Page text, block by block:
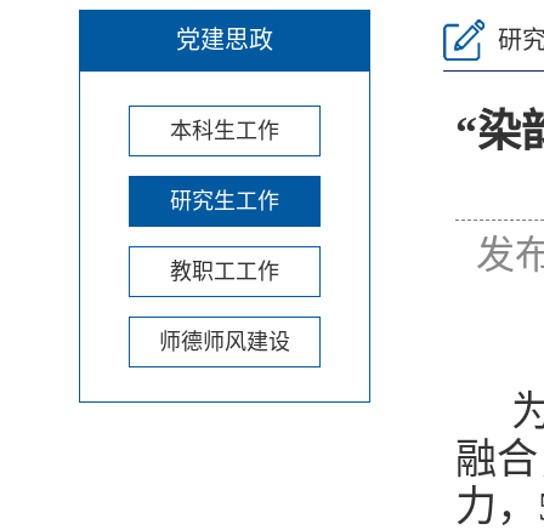
党建思政
本科生工作
研究生工作
教职工工作
师德师风建设
研
“染
发
融
力